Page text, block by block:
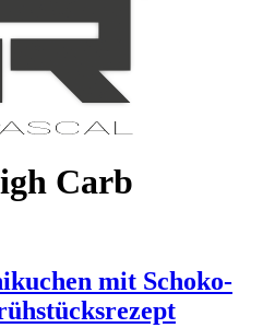
Carb
mit Schoko-